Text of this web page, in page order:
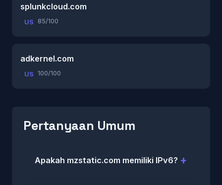
splunkcloud.com
US 85/100
adkernel.com
US 100/100
Pertanyaan Umum
Apakah mzstatic.com memiliki IPv6?